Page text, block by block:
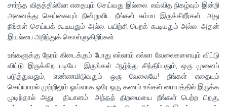
சார்ந்த விதத்தில்லோ எதையும் செய்வது இல்லை. எவ்வித நிகழ்வும் இன்றி
அனைத்து செய்கையும் நின்றுவிட நீங்கள் சும்மா இருக்கிறீர்கள். அது
நீங்கள் செய்யக் கூடியதும் அல்ல. பயிற்சி பெறக் கூடியதும் அல்ல. அதன்
இயல்பை அறிந்துக் கொள்ளுகிறிர்கள்.
உங்களுக்கு நேரம் கிடைக்கும் போது எல்லாம் எல்லா வேலைகளையும் விட்டு
விட்டு இருக்கிற படியே இருங்கள் ஆழ்ந்து சிந்திப்பதும், ஒரு முனைப்
படுத்துவதும், எண்ணமிடுவதும் ஒரு வேலையே! நீங்கள் எதையும்
செய்யாமல் முற்றிலும் ஓய்வாக ஒரே ஒரு கணம் உங்கள் மையத்தில் இருக்க
முடிந்தால் அது தியானம். அந்தத் திறமையை நீங்கள் பெற்ற பிறகு,